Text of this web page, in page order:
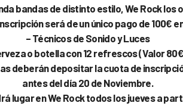
bandas de distinto estilo, We Rock
será de un único pago de 100€
– Técnicos de Sonido y Luces
o botella con 12 refrescos (Valor
deberán depositar la cuota de
antes del día 20 de Noviembre.
lugar en We Rock todos los jueves a